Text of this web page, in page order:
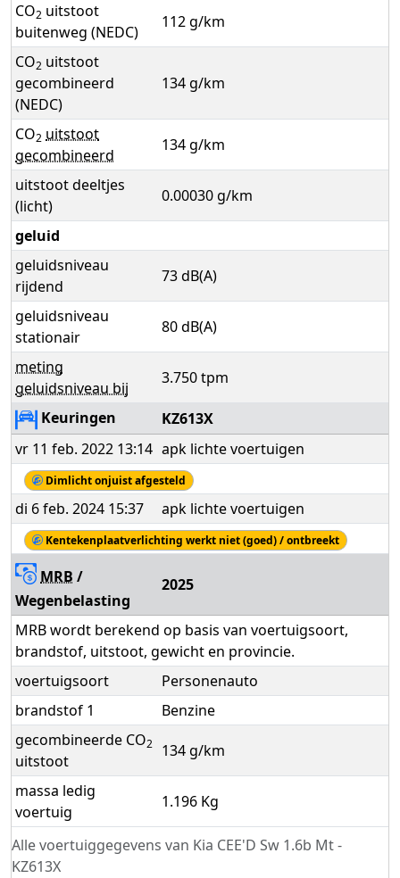
Alle voertuiggegevens van Kia CEE'D Sw 1.6b Mt -
KZ613X
CO2 uitstoot
buitenweg (NEDC)
112 g/km
CO2 uitstoot
gecombineerd
(NEDC)
134 g/km
CO2 uitstoot
gecombineerd
134 g/km
uitstoot deeltjes
(licht)
0.00030 g/km
geluid
geluidsniveau
rijdend
73 dB(A)
geluidsniveau
stationair
80 dB(A)
meting
geluidsniveau bij
3.750 tpm
Keuringen
KZ613X
vr 11 feb. 2022 13:14 apk lichte voertuigen
Dimlicht onjuist afgesteld
di 6 feb. 2024 15:37 apk lichte voertuigen
Kentekenplaatverlichting werkt niet (goed) / ontbreekt
MRB /
Wegenbelasting
2025
MRB wordt berekend op basis van voertuigsoort,
brandstof, uitstoot, gewicht en provincie.
voertuigsoort
Personenauto
brandstof 1
Benzine
gecombineerde CO2
uitstoot
134 g/km
massa ledig
voertuig
1.196 Kg